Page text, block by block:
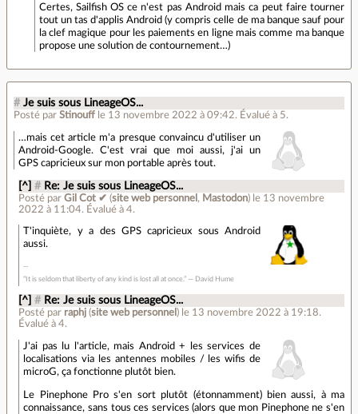
Certes, Sailfish OS ce n'est pas Android mais ca peut faire tourner
tout un tas d'applis Android (y compris celle de ma banque sauf pour
la clef magique pour les paiements en ligne mais comme ma banque
propose une solution de contournement…)
# Je suis sous LineageOS...
Posté par Stinouff le 13 novembre 2022 à 09:42. Évalué à 5.
…mais cet article m'a presque convaincu d'utiliser un
Android-Google. C'est vrai que moi aussi, j'ai un
GPS capricieux sur mon portable après tout.
[^] # Re: Je suis sous LineageOS...
Posté parGil Cot ✔ (site web personnel , Mastodon) le 13 novembre
2022 à 11:04. Évalué à4.
T'inquiète, y a des GPS capricieux sous Android
aussi.
“It is seldom that liberty of any kind is lost all at once.” ― David Hume
[^] # Re: Je suis sous LineageOS...
Posté par raphj (site web personnel ) le 13 novembre 2022 à 19:18.
Évalué à4.
J'ai pas lu l'article, mais Android + les services de
localisations via les antennes mobiles / les wifis de
microG, ça fonctionne plutôt bien.
Le Pinephone Pro s'en sort plutôt (étonnamment) bien aussi, à ma
connaissance, sans tous ces services (alors que mon Pinephone ne s'en